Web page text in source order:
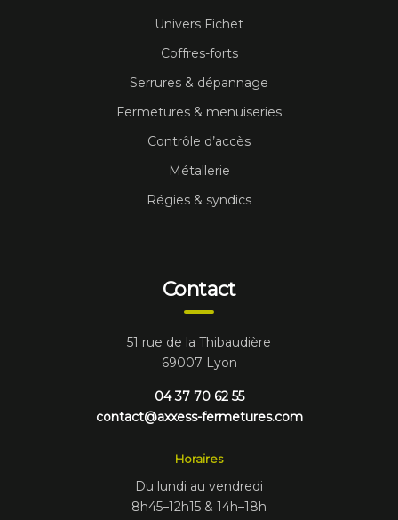
Univers Fichet
Coffres-forts
Serrures & dépannage
Fermetures & menuiseries
Contrôle d’accès
Métallerie
Régies & syndics
Contact
51 rue de la Thibaudière
69007 Lyon
04 37 70 62 55
contact@axxess-fermetures.com
Horaires
Du lundi au vendredi
8h45–12h15 & 14h–18h